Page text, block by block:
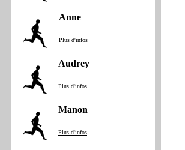
Anne
Plus d'infos
Audrey
Plus d'infos
Manon
Plus d'infos